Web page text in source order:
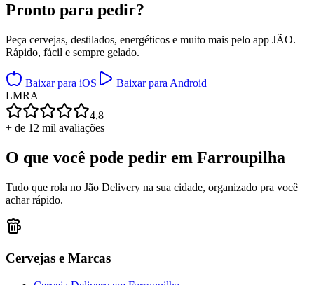
Pronto para pedir?
Peça cervejas, destilados, energéticos e muito mais pelo app JÃO.
Rápido, fácil e sempre gelado.
Baixar para iOS
Baixar para Android
LMRA
4,8
+ de 12 mil avaliações
O que você pode pedir em Farroupilha
Tudo que rola no Jão Delivery na sua cidade, organizado pra você
achar rápido.
Cervejas e Marcas